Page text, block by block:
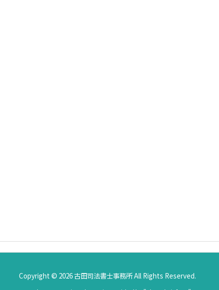
Copyright © 2026古田司法書士事務所All Rights Reserved.